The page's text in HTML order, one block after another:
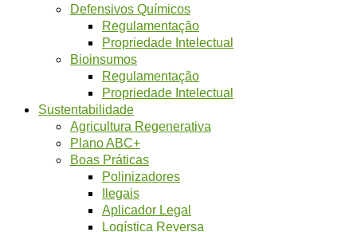
Defensivos Químicos
Regulamentação
Propriedade Intelectual
Bioinsumos
Regulamentação
Propriedade Intelectual
Sustentabilidade
Agricultura Regenerativa
Plano ABC+
Boas Práticas
Polinizadores
Ilegais
Aplicador Legal
Logística Reversa